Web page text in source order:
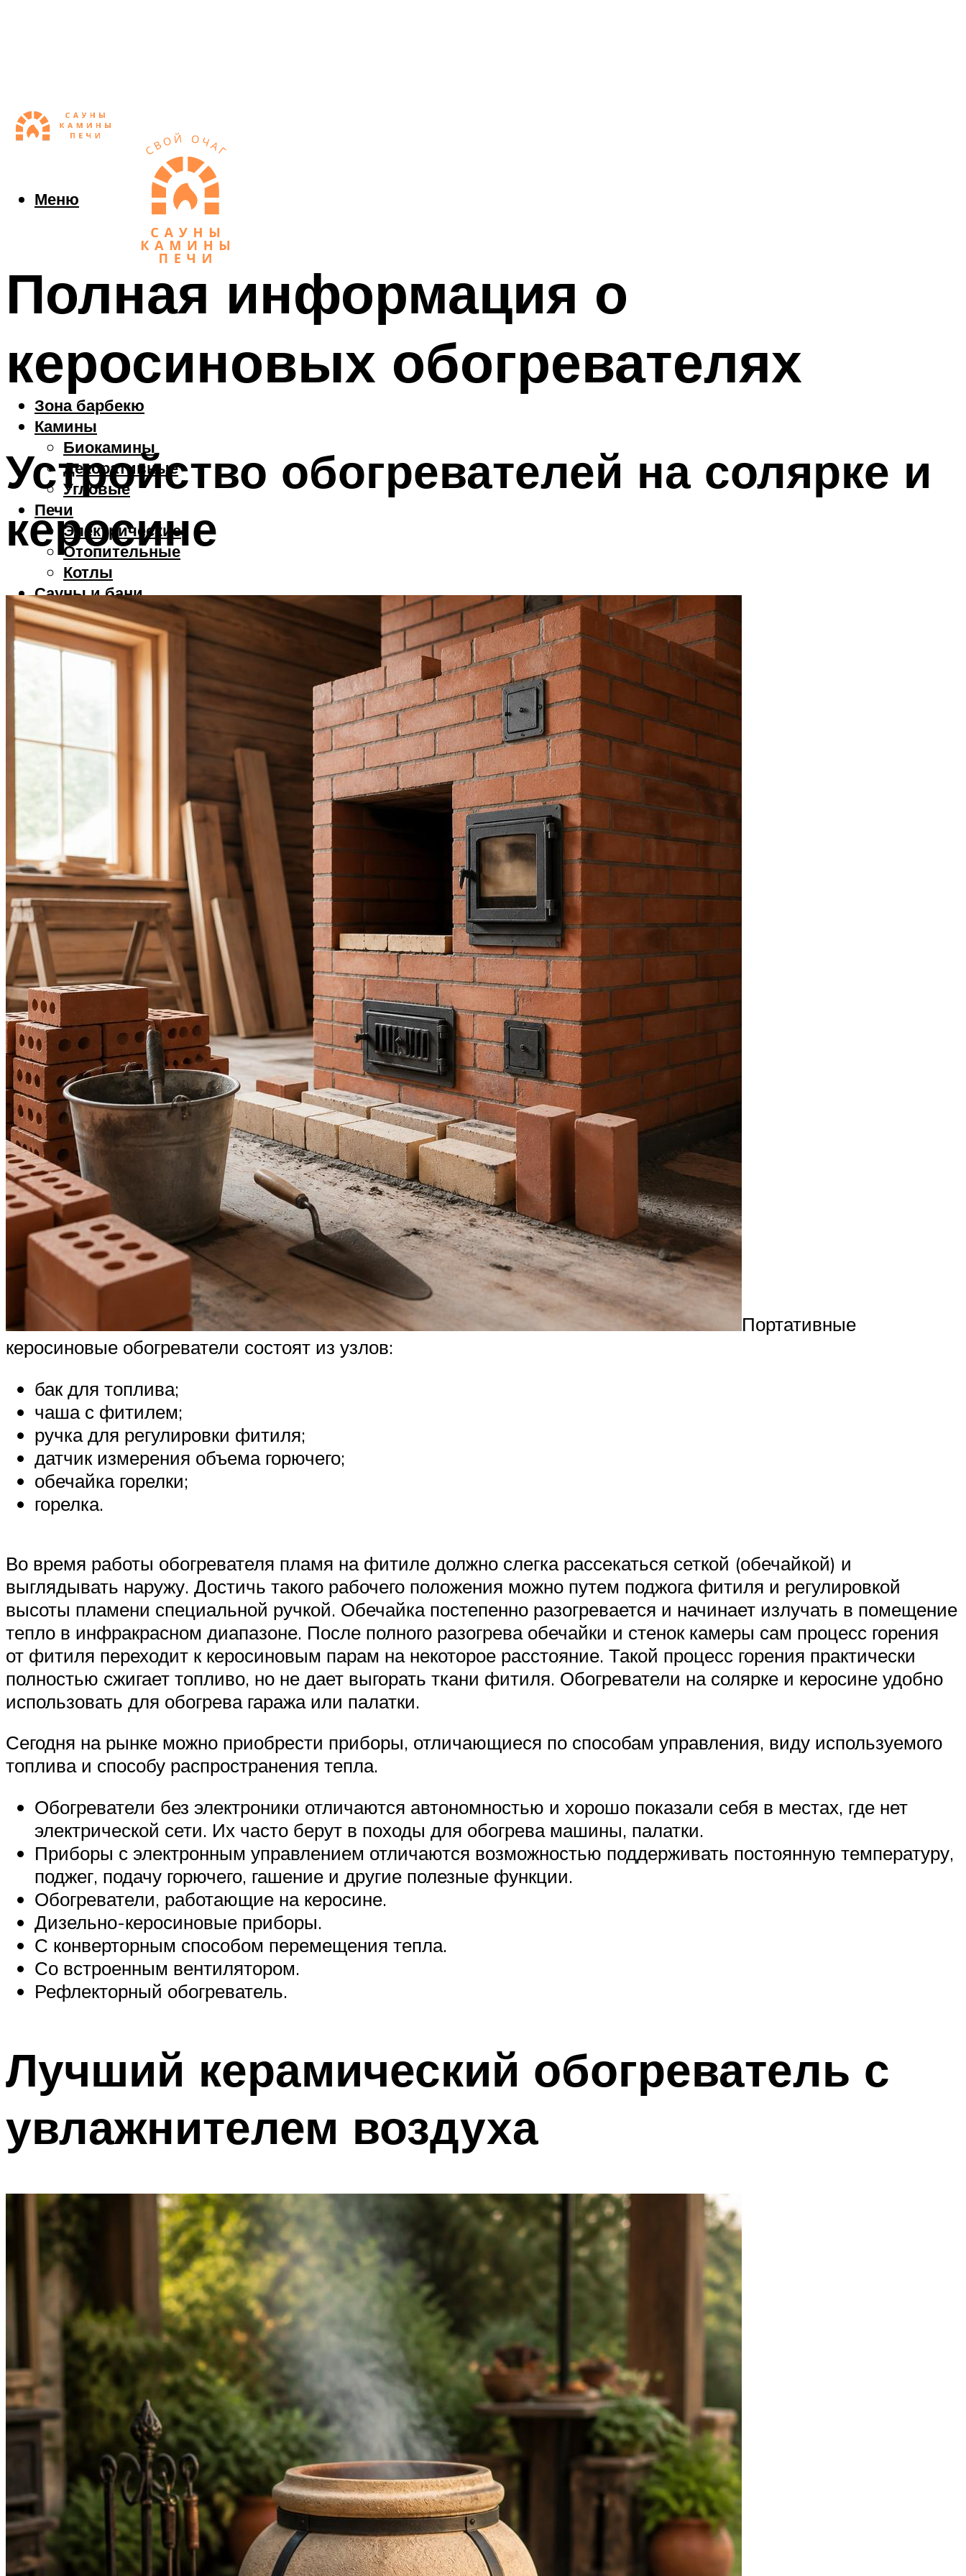
Зона барбекю
Камины
Биокамины
Декоративные
Угловые
Печи
Электрические
Отопительные
Котлы
Сауны и бани
Меню
Меню
Полная информация о
керосиновых обогревателях
Устройство обогревателей на солярке и
керосине
Портативные
керосиновые обогреватели состоят из узлов:
бак для топлива;
чаша с фитилем;
ручка для регулировки фитиля;
датчик измерения объема горючего;
обечайка горелки;
горелка.
Во время работы обогревателя пламя на фитиле должно слегка рассекаться сеткой (обечайкой) и
выглядывать наружу. Достичь такого рабочего положения можно путем поджога фитиля и регулировкой
высоты пламени специальной ручкой. Обечайка постепенно разогревается и начинает излучать в помещение
тепло в инфракрасном диапазоне. После полного разогрева обечайки и стенок камеры сам процесс горения
от фитиля переходит к керосиновым парам на некоторое расстояние. Такой процесс горения практически
полностью сжигает топливо, но не дает выгорать ткани фитиля. Обогреватели на солярке и керосине удобно
использовать для обогрева гаража или палатки.
Сегодня на рынке можно приобрести приборы, отличающиеся по способам управления, виду используемого
топлива и способу распространения тепла.
Обогреватели без электроники отличаются автономностью и хорошо показали себя в местах, где нет
электрической сети. Их часто берут в походы для обогрева машины, палатки.
Приборы с электронным управлением отличаются возможностью поддерживать постоянную температуру,
поджег, подачу горючего, гашение и другие полезные функции.
Обогреватели, работающие на керосине.
Дизельно-керосиновые приборы.
С конверторным способом перемещения тепла.
Со встроенным вентилятором.
Рефлекторный обогреватель.
Лучший керамический обогреватель с
увлажнителем воздуха